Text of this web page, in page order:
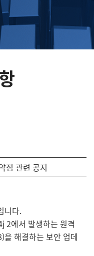
점 관련 공지
니다.
2에서 발생하는 원격
해결하는 보안 업데